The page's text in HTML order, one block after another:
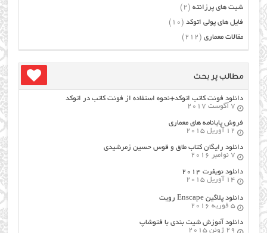
شیت های پرزانته (2)
فایل های پولی اتوکد (10)
مقالات معماری (212)
مطالب پر بحث
دانلود فونت کاتب اتوکد+نحوه استفاده از فونت کاتب در اتوکد
7 آگوست 2017
فروش پایانامه های معماری
12 آوریل 2015
دانلود رایگان کتاب طاق و قوس حسین زمرشیدی
7 نوامبر 2016
دانلود نویفرت ۲۰۱۴
14 آوریل 2015
دانلود پلاگین Enscape رویت
5 فوریه 2016
دانلود آموزش شیت بندی با فتوشاپ
29 ژوئن 2015